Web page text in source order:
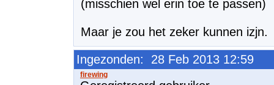
(misschien wel erin toe te passen)
Maar je zou het zeker kunnen izjn.
Ingezonden: 28 Feb 2013 12:59